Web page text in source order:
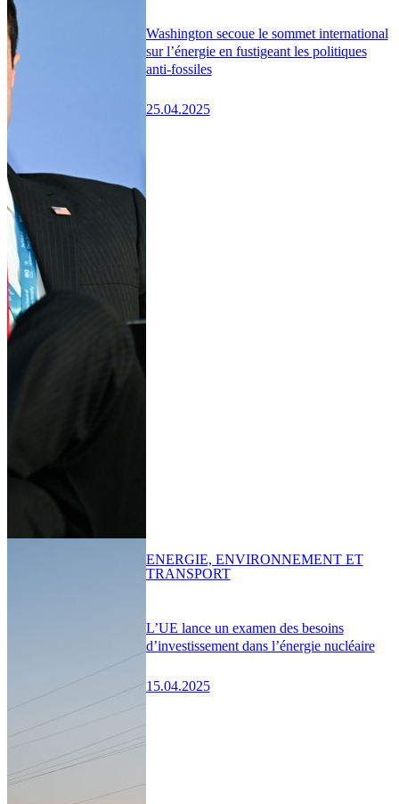
Washington secoue le sommet international
sur l’énergie en fustigeant les politiques
anti-fossiles
25.04.2025
L’UE lance un examen des besoins
d’investissement dans l’énergie nucléaire
15.04.2025
ENERGIE, ENVIRONNEMENT ET
TRANSPORT